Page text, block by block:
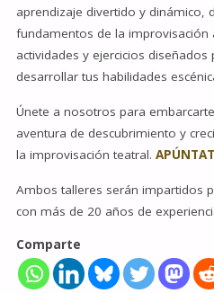
aprendizaje divertido y dinámico,
fundamentos de la improvisación
actividades y ejercicios
desarrollar tus habilidades
Únete a nosotros para
aventura de descubrimiento y
la improvisación teatral.
Ambos talleres serán impartidos
con más de 20 años de
Comparte